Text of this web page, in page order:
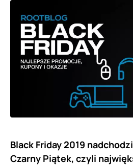
Black Friday 2019
Czarny Piątek, czyli